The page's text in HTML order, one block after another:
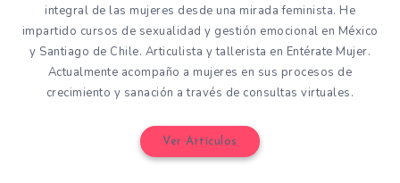
integral de las mujeres desde una mirada feminista. He
impartido cursos de sexualidad y gestión emocional en México
y Santiago de Chile. Articulista y tallerista en Entérate Mujer.
Actualmente acompaño a mujeres en sus procesos de
crecimiento y sanación a través de consultas virtuales.
Ver Artículos